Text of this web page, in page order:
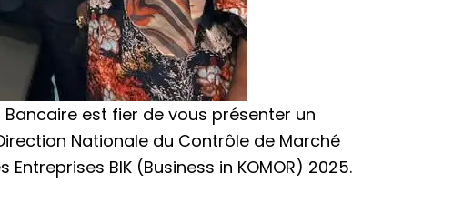
est fier de vous présenter un
Nationale du Contrôle de Marché
BIK (Business in KOMOR) 2025.